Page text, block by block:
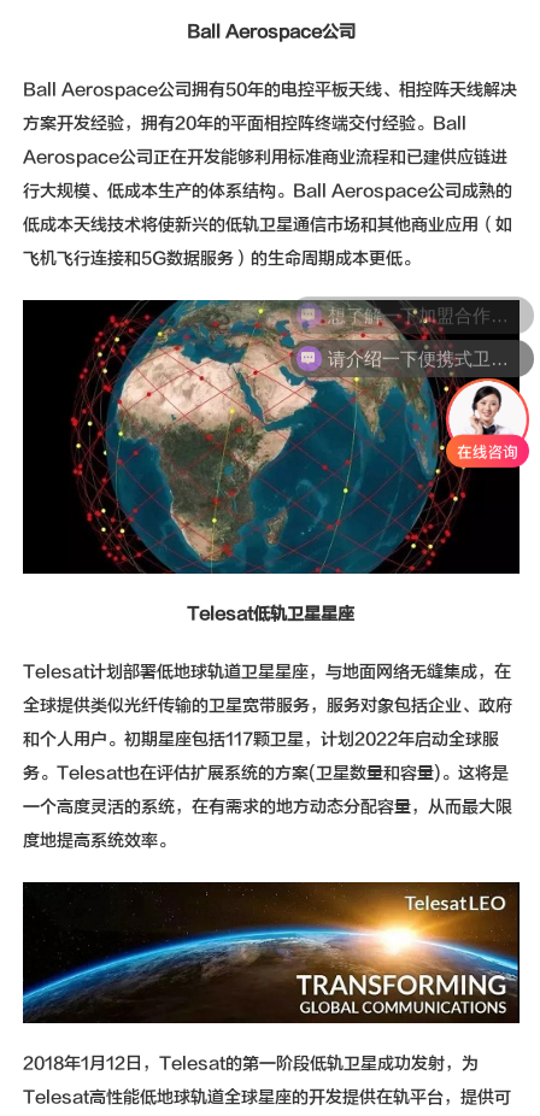
Ball Aerospace公司
Ball Aerospace公司拥有50年的电控平板天线、相控阵天线解决
方案开发经验，拥有20年的平面相控阵终端交付经验。Ball
Aerospace公司正在开发能够利用标准商业流程和已建供应链进
行大规模、低成本生产的体系结构。Ball Aerospace公司成熟的
低成本天线技术将使新兴的低轨卫星通信市场和其他商业应用（如
飞机飞行连接和5G数据服务）的生命周期成本更低。
Telesat低轨卫星星座
Telesat计划部署低地球轨道卫星星座，与地面网络无缝集成，在
全球提供类似光纤传输的卫星宽带服务，服务对象包括企业、政府
和个人用户。初期星座包括117颗卫星，计划2022年启动全球服
务。Telesat也在评估扩展系统的方案(卫星数量和容量)。这将是
一个高度灵活的系统，在有需求的地方动态分配容量，从而最大限
度地提高系统效率。
2018年1月12日，Telesat的第一阶段低轨卫星成功发射，为
Telesat高性能低地球轨道全球星座的开发提供在轨平台，提供可
想了解一下加盟合作伙伴的加盟方案